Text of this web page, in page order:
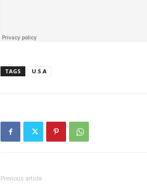
TAGS U.S.A
Previous article